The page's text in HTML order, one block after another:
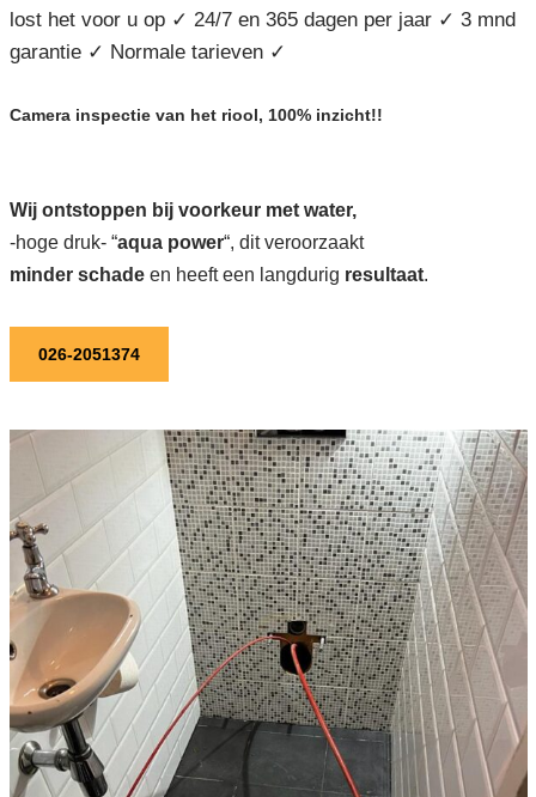
lost het voor u op ✓ 24/7 en 365 dagen per jaar ✓ 3 mnd
garantie ✓ Normale tarieven ✓
Camera inspectie van het riool, 100% inzicht!!
Wij ontstoppen bij voorkeur met water,
-hoge druk- “aqua power“, dit veroorzaakt
minder schadeen heeft een langdurig resultaat.
026-2051374